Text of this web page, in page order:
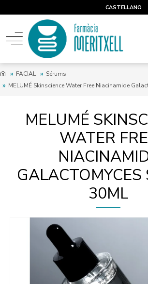
CASTELLANO
FACIAL
Sérums
MELUMÉ Skinscience Water Free Niacinamide
MELUMÉ
WATER
GALACTOMYCES
30ML